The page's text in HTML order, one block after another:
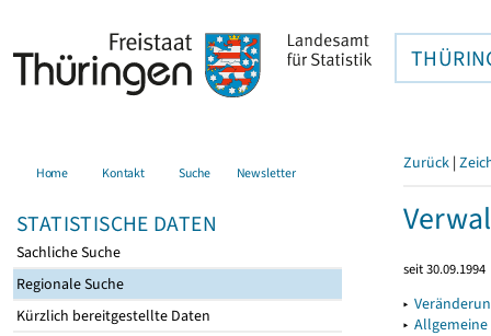
Home Kontakt Suche Newsletter
STATISTISCHE DATEN
Sachliche Suche
Regionale Suche
Kürzlich bereitgestellte Daten
Zurück |
seit 30.09.1994
▸
▸